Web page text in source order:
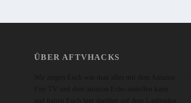
ÜBER AFTVHACKS